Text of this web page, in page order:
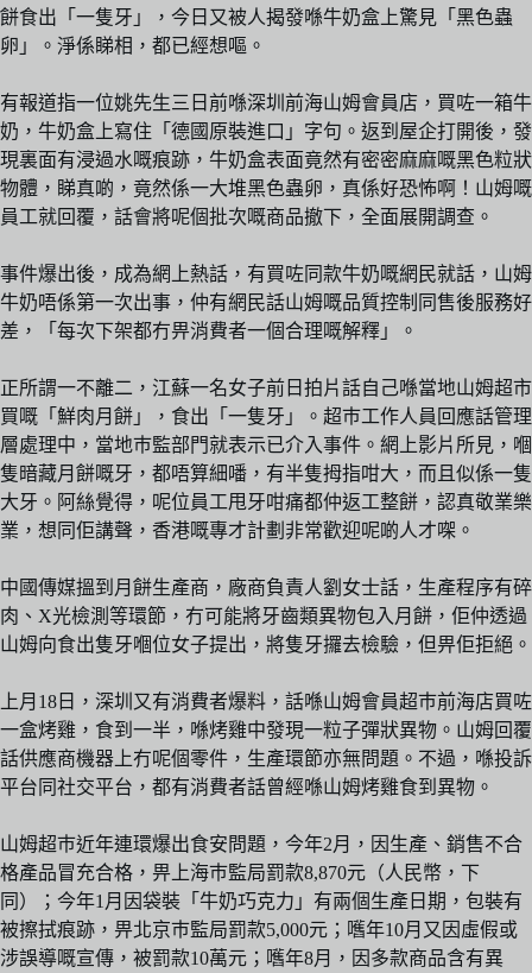
餅食出「一隻牙」，今日又被人揭發喺牛奶盒上驚見「黑色蟲
卵」。淨係睇相，都已經想嘔。
有報道指一位姚先生三日前喺深圳前海山姆會員店，買咗一箱牛
奶，牛奶盒上寫住「德國原裝進口」字句。返到屋企打開後，發
現裏面有浸過水嘅痕跡，牛奶盒表面竟然有密密麻麻嘅黑色粒狀
物體，睇真啲，竟然係一大堆黑色蟲卵，真係好恐怖啊！山姆嘅
員工就回覆，話會將呢個批次嘅商品撤下，全面展開調查。
事件爆出後，成為網上熱話，有買咗同款牛奶嘅網民就話，山姆
牛奶唔係第一次出事，仲有網民話山姆嘅品質控制同售後服務好
差，「每次下架都冇畀消費者一個合理嘅解釋」。
正所謂一不離二，江蘇一名女子前日拍片話自己喺當地山姆超市
買嘅「鮮肉月餅」，食出「一隻牙」。超巿工作人員回應話管理
層處理中，當地巿監部門就表示已介入事件。網上影片所見，嗰
隻暗藏月餅嘅牙，都唔算細噃，有半隻拇指咁大，而且似係一隻
大牙。阿絲覺得，呢位員工甩牙咁痛都仲返工整餅，認真敬業樂
業，想同佢講聲，香港嘅專才計劃非常歡迎呢啲人才㗎。
中國傳媒搵到月餅生產商，廠商負責人劉女士話，生產程序有碎
肉、X光檢測等環節，冇可能將牙齒類異物包入月餅，佢仲透過
山姆向食出隻牙嗰位女子提出，將隻牙攞去檢驗，但畀佢拒絕。
上月18日，深圳又有消費者爆料，話喺山姆會員超巿前海店買咗
一盒烤雞，食到一半，喺烤雞中發現一粒子彈狀異物。山姆回覆
話供應商機器上冇呢個零件，生產環節亦無問題。不過，喺投訴
平台同社交平台，都有消費者話曾經喺山姆烤雞食到異物。
山姆超巿近年連環爆出食安問題，今年2月，因生產、銷售不合
格產品冒充合格，畀上海巿監局罰款8,870元（人民幣，下
同）；今年1月因袋裝「牛奶巧克力」有兩個生產日期，包裝有
被擦拭痕跡，畀北京巿監局罰款5,000元；嚿年10月又因虛假或
涉誤導嘅宣傳，被罰款10萬元；嚿年8月，因多款商品含有異